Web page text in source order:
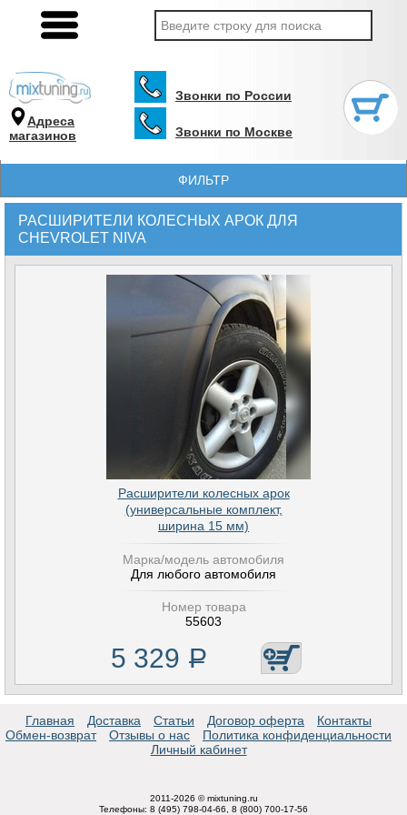
Адреса
магазинов
Звонки по России
Звонки по Москве
ФИЛЬТР
РАСШИРИТЕЛИ КОЛЕСНЫХ АРОК ДЛЯ
CHEVROLET NIVA
Расширители колесных арок
(универсальные комплект,
ширина 15 мм)
Марка/модель автомобиля
Для любого автомобиля
Номер товара
55603
5 329 Р
Главная Доставка Статьи Договор оферта
Контакты
Обмен-возврат
Отзывы о нас
Политика конфиденциальности
Личный кабинет
2011-2026 © mixtuning.ru
Телефоны: 8 (495) 798-04-66, 8 (800) 700-17-56